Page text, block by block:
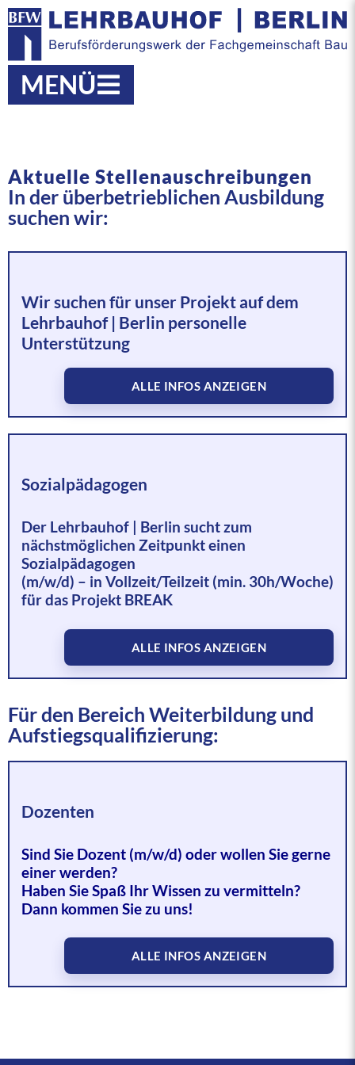
MENÜ
Aktuelle Stellenauschreibungen
In der überbetrieblichen Ausbildung
suchen wir:
Wir suchen für unser Projekt auf dem
Lehrbauhof | Berlin personelle
Unterstützung
ALLE INFOS ANZEIGEN
Das ist Ihr Aufgabenfeld:
Fachkräftegewinnung, -bindung und -
sicherung für das Bauhauptgewerbe in Berlin
Ansprache unterschiedlicher Zielgruppen
zur Nachwuchsgewinnung mit dem Ziel,
Teilnehmende in ein reguläres
Unternehmen zu überführen bzw. die
Ausbildung im Bauhauptgewerbe attraktiv
zu machen.
Abgeschlossenes Studium im Bereich
Erwachsenenbildung oder gleichwertige
Qualifikation
Interesse am Bauhandwerk
Akquise von Auszubildenden
Anwendungsbezogene Kenntnisse in MS
Office (insb. Excel, Word)
und Berufsvorbereitung
Sozialpädagogen
Der Lehrbauhof | Berlin sucht zum
nächstmöglichen Zeitpunkt einen
Sozialpädagogen
(m/w/d) – in Vollzeit/Teilzeit (min. 30h/Woche)
für das Projekt BREAK
ALLE INFOS ANZEIGEN
Start
Vertrag:
Gehalt
Für den Bereich Weiterbildung und
Aufstiegsqualifizierung:
Dozenten
Sind Sie Dozent (m/w/d) oder wollen Sie gerne
einer werden?
Haben Sie Spaß Ihr Wissen zu vermitteln?
Dann kommen Sie zu uns!
ALLE INFOS ANZEIGEN